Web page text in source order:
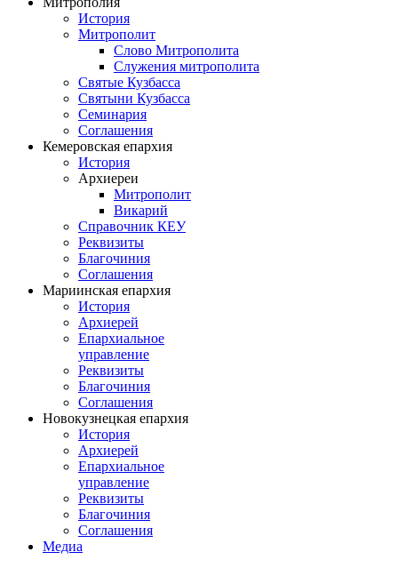
История
Митрополит
Слово Митрополита
Служения митрополита
Святые Кузбасса
Святыни Кузбасса
Семинария
Соглашения
Кемеровская епархия
История
Архиереи
Митрополит
Викарий
Справочник КЕУ
Реквизиты
Благочиния
Соглашения
Мариинская епархия
История
Архиерей
Епархиальное
управление
Реквизиты
Благочиния
Соглашения
Новокузнецкая епархия
История
Архиерей
Епархиальное
управление
Реквизиты
Благочиния
Соглашения
Медиа